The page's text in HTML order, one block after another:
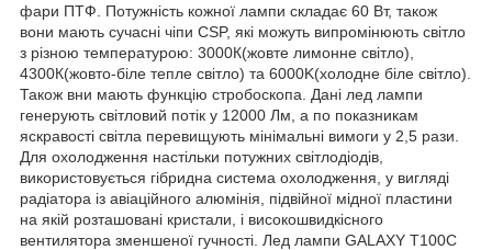
фари ПТФ. Потужність кожної лампи складає 60 Вт, також
вони мають сучасні чіпи CSP, які можуть випромінюють світло
з різною температурою: 3000К(жовте лимонне світло),
4300К(жовто-біле тепле світло) та 6000K(холодне біле світло).
Також вни мають функцію стробоскопа. Дані лед лампи
генерують світловий потік у 12000 Лм, а по показникам
яскравості світла перевищують мінімальні вимоги у 2,5 рази.
Для охолодження настільки потужних світлодіодів,
використовується гібридна система охолодження, у вигляді
радіатора із авіаційного алюмінія, підвійної мідної пластини
на якій розташовані кристали, і високошвидкісного
вентилятора зменшеної гучності. Лед лампи GALAXY T100C